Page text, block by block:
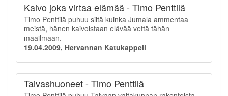
Kaivo joka virtaa elämää - Timo Penttilä
Timo Penttilä puhuu siitä kuinka Jumala ammentaa
meistä, hänen kaivoistaan elävää vettä tähän
maailmaan.
19.04.2009, Hervannan Katukappeli
Taivashuoneet - Timo Penttilä